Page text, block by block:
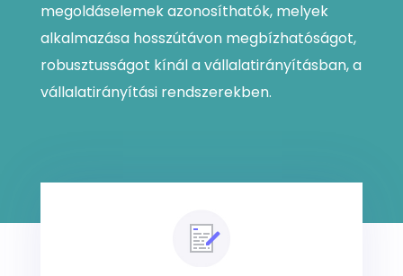
megoldáselemek azonosíthatók, melyek
alkalmazása hosszútávon megbízhatóságot,
robusztusságot kínál a vállalatirányításban, a
vállalatirányítási rendszerekben.